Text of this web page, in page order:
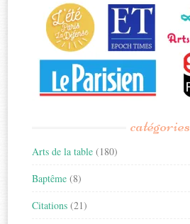
catégories
Arts de la table (180)
Baptême (8)
Citations (21)